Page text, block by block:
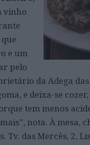
vinho
e um
pelo
da Adega
e deixa-se
tem menos
nota. À mesa,
das Mercês, 2,